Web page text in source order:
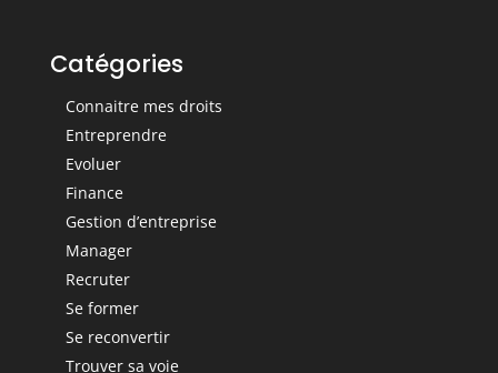
Catégories
Connaitre mes droits
Entreprendre
Evoluer
Finance
Gestion d’entreprise
Manager
Recruter
Se former
Se reconvertir
Trouver sa voie